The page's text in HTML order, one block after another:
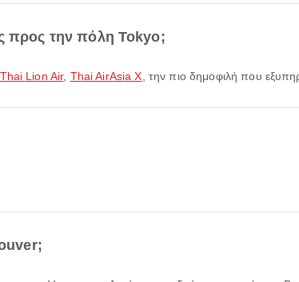
προς την πόλη Tokyo;
Thai Lion Air, Thai AirAsia X , την πιο δημοφιλή που